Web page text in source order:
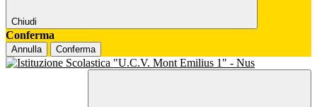
Chiudi
Conferma
Annulla Conferma